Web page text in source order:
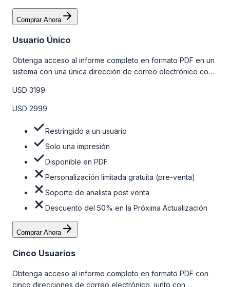
Comprar Ahora
Usuario Único
Obtenga acceso al informe completo en formato PDF en un
sistema con una única dirección de correo electrónico con
la tabla de precios a continuación.
USD 3199
USD 2999
Restringido a un usuario
Solo una impresión
Disponible en PDF
Personalización limitada gratuita (pre-venta)
Soporte de analista post venta
Descuento del 50% en la Próxima Actualización
Comprar Ahora
Cinco Usuarios
Obtenga acceso al informe completo en formato PDF con
cinco direcciones de correo electrónico, junto con